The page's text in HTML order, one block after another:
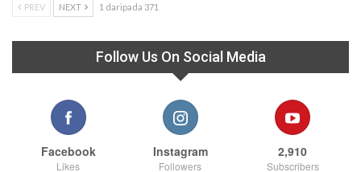
PREV NEXT 1 daripada 371
Follow Us On Social Media
Facebook
Likes
Instagram
Followers
2,910
Subscribers